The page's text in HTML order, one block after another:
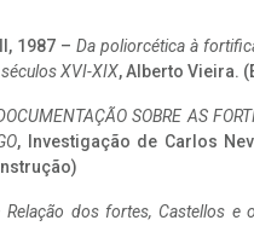
1987 – Da poliorcética à
XVI-XIX, Alberto Vieira.
SOBRE AS
, Investigação de Carlos
Relação dos fortes, Castellos e